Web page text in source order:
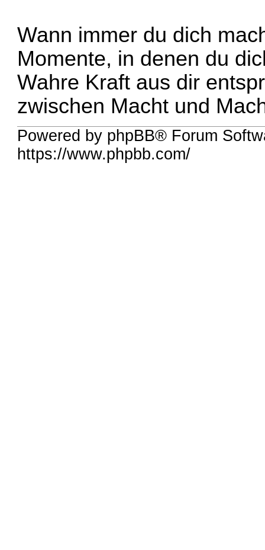
Wann immer du dich
Momente, in denen du
Wahre Kraft aus dir
zwischen Macht und
Powered by phpBB® Forum
https://www.phpbb.com/